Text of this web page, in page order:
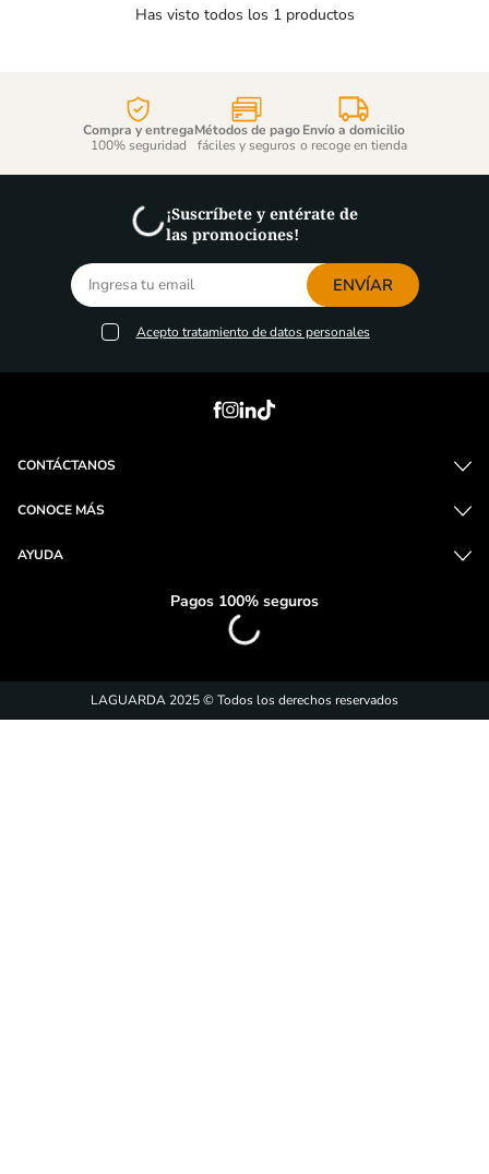
Has visto todos los 1productos
Compra y entrega
100% seguridad
Métodos de pago
fáciles y seguros
Envío a domicilio
o recoge en tienda
¡Suscríbete y entérate de
las promociones!
ENVÍAR
Acepto tratamiento de datos personales
CONTÁCTANOS
CONOCE MÁS
AYUDA
Pagos 100% seguros
LAGUARDA 2025 © Todos los derechos reservados